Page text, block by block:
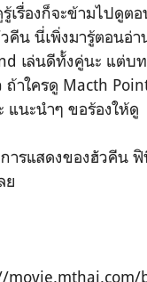
เรื่องก็จะข้ามไปดูต
น นี่เพิ่งมารู้ตอนอ่า
เล่นดีทั้งคู่นะ แต่บ
าใครดู Macth
แนะนำๆ ขอร้องให้ดู
ารแสดงของฮัวคีน
ย
movie.mthai.com/